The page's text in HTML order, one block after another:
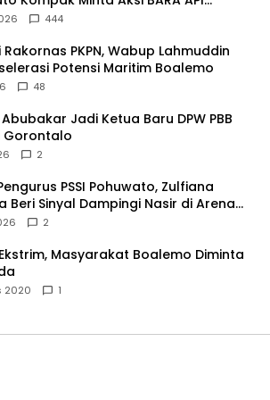
444
PKPN, Wabup Lahmuddin
Potensi Maritim Boalemo
48
Jadi Ketua Baru DPW PBB
Gorontalo
2
PSSI Pohuwato, Zulfiana
Beri Sinyal Dampingi Nasir di Arena
2
Masyarakat Boalemo Diminta
2020 1